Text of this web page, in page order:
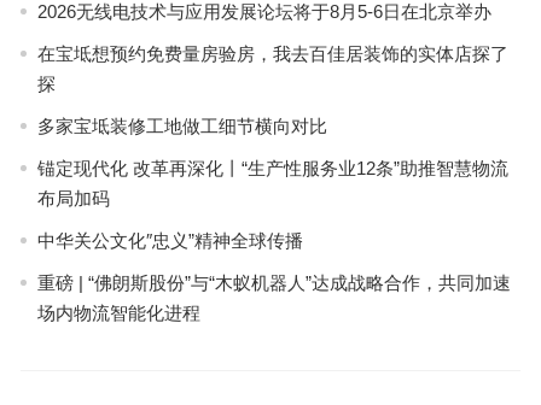
2026无线电技术与应用发展论坛将于8月5-6日在北京举办
在宝坻想预约免费量房验房，我去百佳居装饰的实体店探了
探
多家宝坻装修工地做工细节横向对比
锚定现代化 改革再深化丨“生产性服务业12条”助推智慧物流
布局加码
中华关公文化″忠义”精神全球传播
重磅 | “佛朗斯股份”与“木蚁机器人”达成战略合作，共同加速
场内物流智能化进程